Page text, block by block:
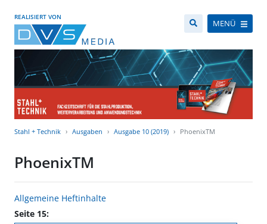
REALISIERT VON
MENÜ
Stahl + Technik Ausgaben Ausgabe 10 (2019) PhoenixTM
PhoenixTM
Allgemeine Heftinhalte
Seite 15: